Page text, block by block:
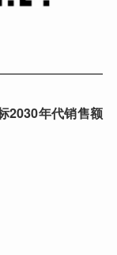
年代销售额